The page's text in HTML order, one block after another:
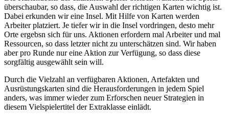
überschaubar, so dass, die Auswahl der richtigen Karten wichtig ist.
Dabei erkunden wir eine Insel. Mit Hilfe von Karten werden
Arbeiter platziert. Je tiefer wir in die Insel vordringen, desto mehr
Orte ergebsn sich für uns. Aktionen erfordern mal Arbeiter und mal
Ressourcen, so dass letzter nicht zu unterschätzen sind. Wir haben
aber pro Runde nur eine Aktion zur Verfügung, so dass diese
sorgfältig ausgewählt sein will.
Durch die Vielzahl an verfügbaren Aktionen, Artefakten und
Ausrüstungskarten sind die Herausforderungen in jedem Spiel
anders, was immer wieder zum Erforschen neuer Strategien in
diesem Vielspielertitel der Extraklasse einlädt.